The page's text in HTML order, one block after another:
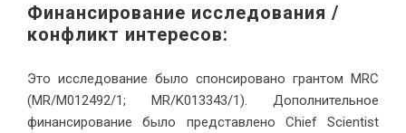
Финансирование исследования /
конфликт интересов:
Это исследование было спонсировано грантом MRC
(MR/M012492/1; MR/K013343/1). Дополнительное
финансирование было представлено Chief Scientist